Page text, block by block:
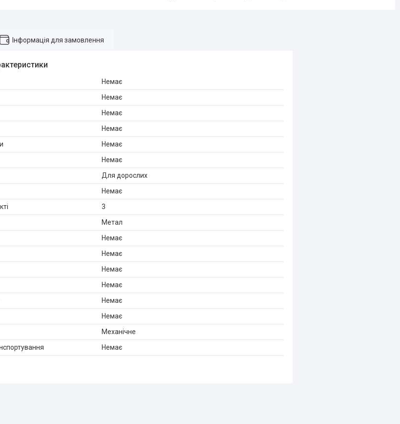
Інформація для замовлення
Немає
Немає
Немає
Немає
Немає
Немає
Для дорослих
Немає
3
Метал
Немає
Немає
Немає
Немає
Немає
Немає
Механічне
Немає